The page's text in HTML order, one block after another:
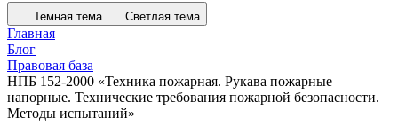
Темная тема Светлая тема
Главная
Блог
Правовая база
НПБ 152-2000 «Техника пожарная. Рукава пожарные
напорные. Технические требования пожарной безопасности.
Методы испытаний»